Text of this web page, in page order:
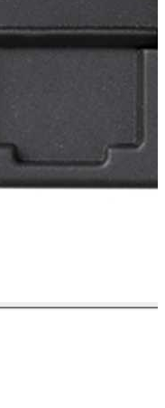
1 élément pour 2
fabricants graphite